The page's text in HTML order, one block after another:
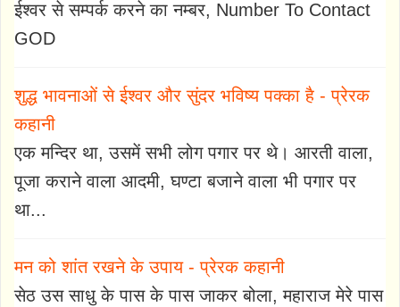
ईश्वर से सम्पर्क करने का नम्बर, Number To Contact
GOD
शुद्ध भावनाओं से ईश्वर और सुंदर भविष्य पक्का है - प्रेरक
कहानी
एक मन्दिर था, उसमें सभी लोग पगार पर थे। आरती वाला,
पूजा कराने वाला आदमी, घण्टा बजाने वाला भी पगार पर
था...
मन को शांत रखने के उपाय - प्रेरक कहानी
सेठ उस साधु के पास के पास जाकर बोला, महाराज मेरे पास